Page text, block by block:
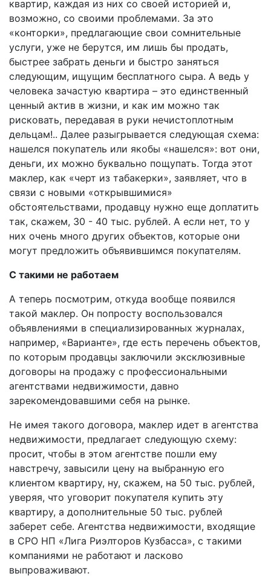
квартир, каждая из них со своей историей и,
возможно, со своими проблемами. За это
«конторки», предлагающие свои сомнительные
услуги, уже не берутся, им лишь бы продать,
быстрее забрать деньги и быстро заняться
следующим, ищущим бесплатного сыра. А ведь у
человека зачастую квартира – это единственный
ценный актив в жизни, и как им можно так
рисковать, передавая в руки нечистоплотным
дельцам!.. Далее разыгрывается следующая схема:
нашелся покупатель или якобы «нашелся»: вот они,
деньги, их можно буквально пощупать. Тогда этот
маклер, как «черт из табакерки», заявляет, что в
связи с новыми «открывшимися»
обстоятельствами, продавцу нужно еще доплатить
так, скажем, 30 - 40 тыс. рублей. А если нет, то у
них очень много других объектов, которые они
могут предложить объявившимся покупателям.
С такими не работаем
А теперь посмотрим, откуда вообще появился
такой маклер. Он попросту воспользовался
объявлениями в специализированных журналах,
например, «Варианте», где есть перечень объектов,
по которым продавцы заключили эксклюзивные
договоры на продажу с профессиональными
агентствами недвижимости, давно
зарекомендовавшими себя на рынке.
Не имея такого договора, маклер идет в агентства
недвижимости, предлагает следующую схему:
просит, чтобы в этом агентстве пошли ему
навстречу, завысили цену на выбранную его
клиентом квартиру, ну, скажем, на 50 тыс. рублей,
уверяя, что уговорит покупателя купить эту
квартиру, а дополнительные 50 тыс. рублей
заберет себе. Агентства недвижимости, входящие
в СРО НП «Лига Риэлторов Кузбасса», с такими
компаниями не работают и ласково
выпроваживают.